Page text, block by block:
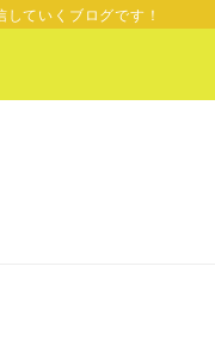
ていくブログです！